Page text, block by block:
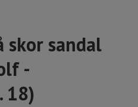
skor sandal
-
18)